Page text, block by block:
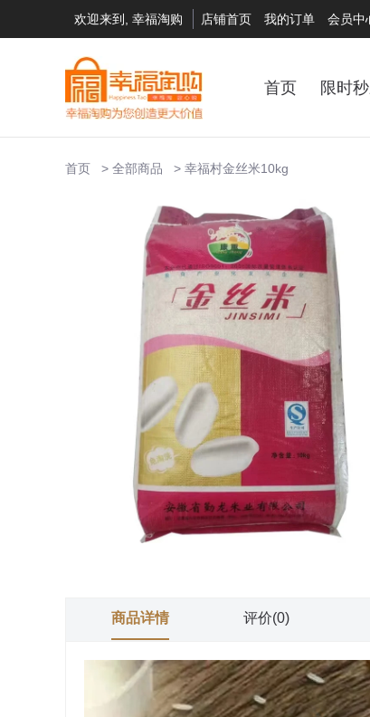
欢迎来到, 幸福淘购 店铺首页 我的订单 会员中
首页 限时
首页 全部商品 幸福村金丝米10kg
商品详情
评价(0)